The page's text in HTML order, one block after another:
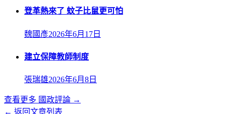
登革熱來了 蚊子比鼠更可怕
魏國彥2026年6月17日
建立保障教師制度
張瑞雄2026年6月8日
查看更多 國政評論 →
← 返回文章列表